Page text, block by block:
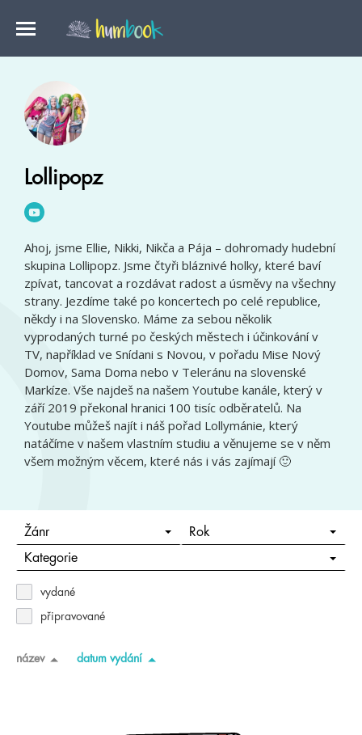
Lollipopz
Ahoj, jsme Ellie, Nikki, Nikča a Pája – dohromady hudební
skupina Lollipopz. Jsme čtyři bláznivé holky, které baví
zpívat, tancovat a rozdávat radost a úsměvy na všechny
strany. Jezdíme také po koncertech po celé republice,
někdy i na Slovensko. Máme za sebou několik
vyprodaných turné po českých městech i účinkování v
TV, například ve Snídani s Novou, v pořadu Mise Nový
Domov, Sama Doma nebo v Teleránu na slovenské
Markíze. Vše najdeš na našem Youtube kanále, který v
září 2019 překonal hranici 100 tisíc odběratelů. Na
Youtube můžeš najít i náš pořad Lollymánie, který
natáčíme v našem vlastním studiu a věnujeme se v něm
všem možným věcem, které nás i vás zajímají 🙂
Žánr Rok
Kategorie
vydané
připravované
název datum vydání